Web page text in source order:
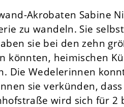
Akrobaten Sabine
zu wandeln. Sie
sie bei den zehn
könnten, heimischen
Die Wedelerinnen
sie verkünden,
wird sich für 2